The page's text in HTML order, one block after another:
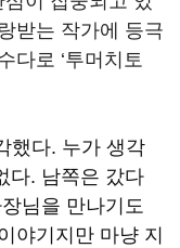
받는 작가에 등극
다로 ‘투머치토
했다. 누가 생각
다. 남쪽은 갔다
님을 만나기도
야기지만 마냥 지